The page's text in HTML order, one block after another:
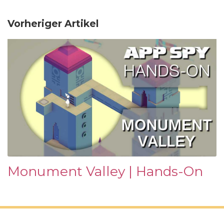
Vorheriger Artikel
Monument Valley | Hands-On